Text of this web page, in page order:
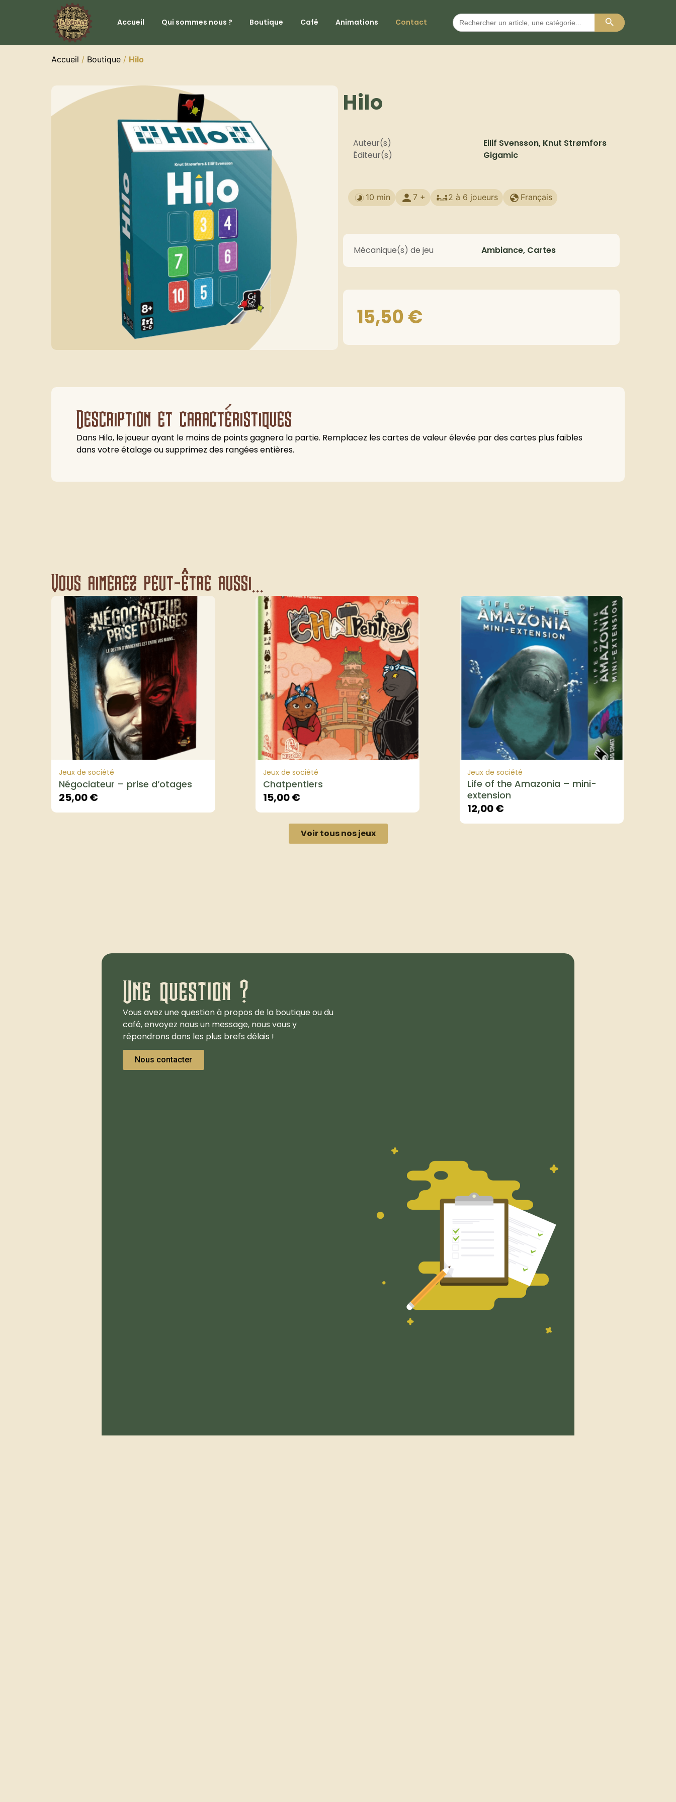
Accueil Qui sommes nous ? Boutique Café Animations Contact
Search
for:
Search Button
Accueil / Boutique / Hilo
Hilo
Auteur(s)
Eilif Svensson, Knut Strømfors
Éditeur(s)
Gigamic
10 min 7 + 2 à 6 joueurs Français
Mécanique(s) de jeu Ambiance, Cartes
15,50€
Description et caractéristiques
Dans Hilo, le joueur ayant le moins de points gagnera la partie. Remplacez les cartes de valeur élevée par des cartes plus faibles
dans votre étalage ou supprimez des rangées entières.
Vous aimerez peut-être aussi...
Jeux de société
Négociateur – prise d’otages
25,00€
Jeux de société
Chatpentiers
15,00€
Jeux de société
Life of the Amazonia – mini-
extension
12,00€
Voir tous nos jeux
Une question ?
Vous avez une question à propos de la boutique ou du
café, envoyez nous un message, nous vous y
répondrons dans les plus brefs délais !
Nous contacter